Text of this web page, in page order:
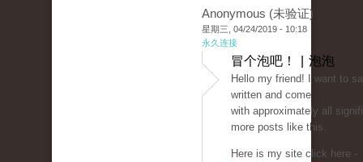
Anonymous (未验证)
星期三, 04/24/2019 - 10:18
永久连接
冒个泡吧！ | 泡泡
Hello my friend! I want to
written and come
with approximately all
more posts like this.
Here is my site click here -